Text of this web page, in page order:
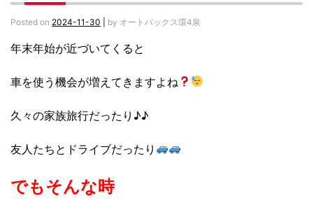
Posted on 2024-11-30 by オートバックス環4泉
年末年始が近づいてくると
車を使う機会が増えてきますよね
久々の家族旅行だったり♪♪
友人たちとドライブだったり
でもそんな時